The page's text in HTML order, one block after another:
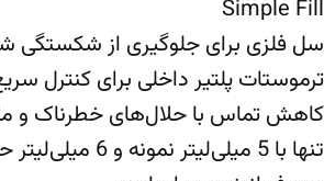
Simple Fill
سل فلزی برای جلوگیری از شکستگی
ترموستات پلتیر داخلی برای کنترل
کاهش تماس با حلال‌های خطرناک و
تنها با 5 میلی‌لیتر نمونه و 6 میلی‌لیتر حلال